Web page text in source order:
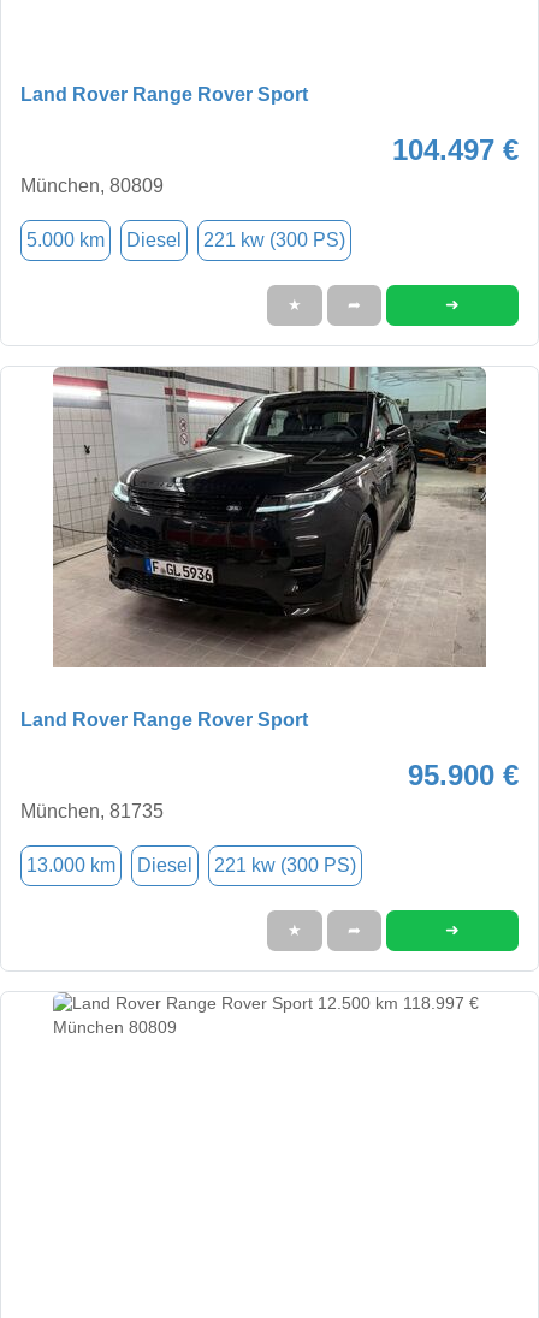
Land Rover Range Rover Sport
104.497 €
München, 80809
5.000 km Diesel 221 kw (300 PS)
★ ➦ ➜
Land Rover Range Rover Sport
95.900 €
München, 81735
13.000 km Diesel 221 kw (300 PS)
★ ➦ ➜